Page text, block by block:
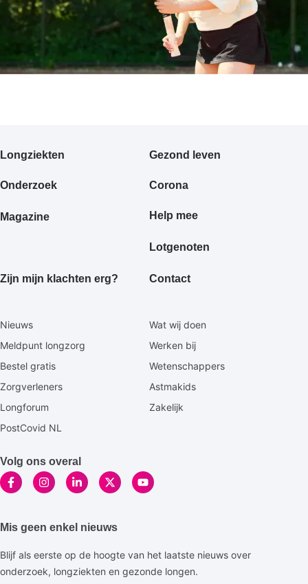
Primair
Longziekten Gezond leven
Onderzoek Corona
Magazine Help mee
Lotgenoten
Zijn mijn klachten erg? Contact
Secundaire
Nieuws
Wat wij doen
Meldpunt longzorg
Werken bij
Bestel gratis
Wetenschappers
Zorgverleners
Astmakids
Longforum
Zakelijk
PostCovid NL
Volg ons overal
Mis geen enkel nieuws
Blijf als eerste op de hoogte van het laatste nieuws over
onderzoek, longziekten en gezonde longen.